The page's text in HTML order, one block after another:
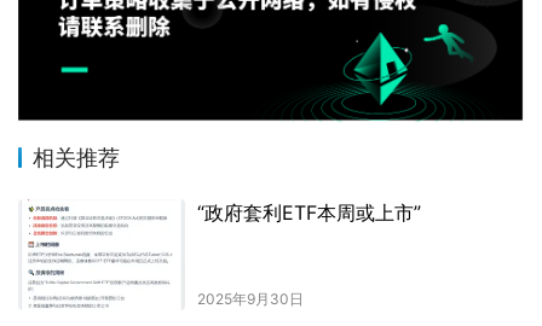
相关推荐
“政府套利ETF本周或上市”
2025年9月30日